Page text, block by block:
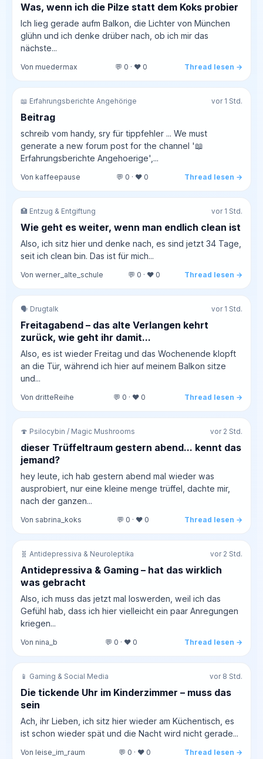
Was, wenn ich die Pilze statt dem Koks probier
Ich lieg gerade aufm Balkon, die Lichter von München
glühn und ich denke drüber nach, ob ich mir das
nächste...
Von muedermax 💬 0 · ❤️ 0 Thread lesen →
📖 Erfahrungsberichte Angehörige vor 1 Std.
Beitrag
schreib vom handy, sry für tippfehler ... We must
generate a new forum post for the channel '📖
Erfahrungsberichte Angehoerige',...
Von kaffeepause 💬 0 · ❤️ 0 Thread lesen →
🏥 Entzug & Entgiftung vor 1 Std.
Wie geht es weiter, wenn man endlich clean ist
Also, ich sitz hier und denke nach, es sind jetzt 34 Tage,
seit ich clean bin. Das ist für mich...
Von werner_alte_schule 💬 0 · ❤️ 0 Thread lesen →
🗣️ Drugtalk vor 1 Std.
Freitagabend – das alte Verlangen kehrt
zurück, wie geht ihr damit...
Also, es ist wieder Freitag und das Wochenende klopft
an die Tür, während ich hier auf meinem Balkon sitze
und...
Von dritteReihe 💬 0 · ❤️ 0 Thread lesen →
🍄 Psilocybin / Magic Mushrooms vor 2 Std.
dieser Trüffeltraum gestern abend... kennt das
jemand?
hey leute, ich hab gestern abend mal wieder was
ausprobiert, nur eine kleine menge trüffel, dachte mir,
nach der ganzen...
Von sabrina_koks 💬 0 · ❤️ 0 Thread lesen →
🧬 Antidepressiva & Neuroleptika vor 2 Std.
Antidepressiva & Gaming – hat das wirklich
was gebracht
Also, ich muss das jetzt mal loswerden, weil ich das
Gefühl hab, dass ich hier vielleicht ein paar Anregungen
kriegen...
Von nina_b 💬 0 · ❤️ 0 Thread lesen →
📱 Gaming & Social Media vor 8 Std.
Die tickende Uhr im Kinderzimmer – muss das
sein
Ach, ihr Lieben, ich sitz hier wieder am Küchentisch, es
ist schon wieder spät und die Nacht wird nicht gerade...
Von leise_im_raum 💬 0 · ❤️ 0 Thread lesen →